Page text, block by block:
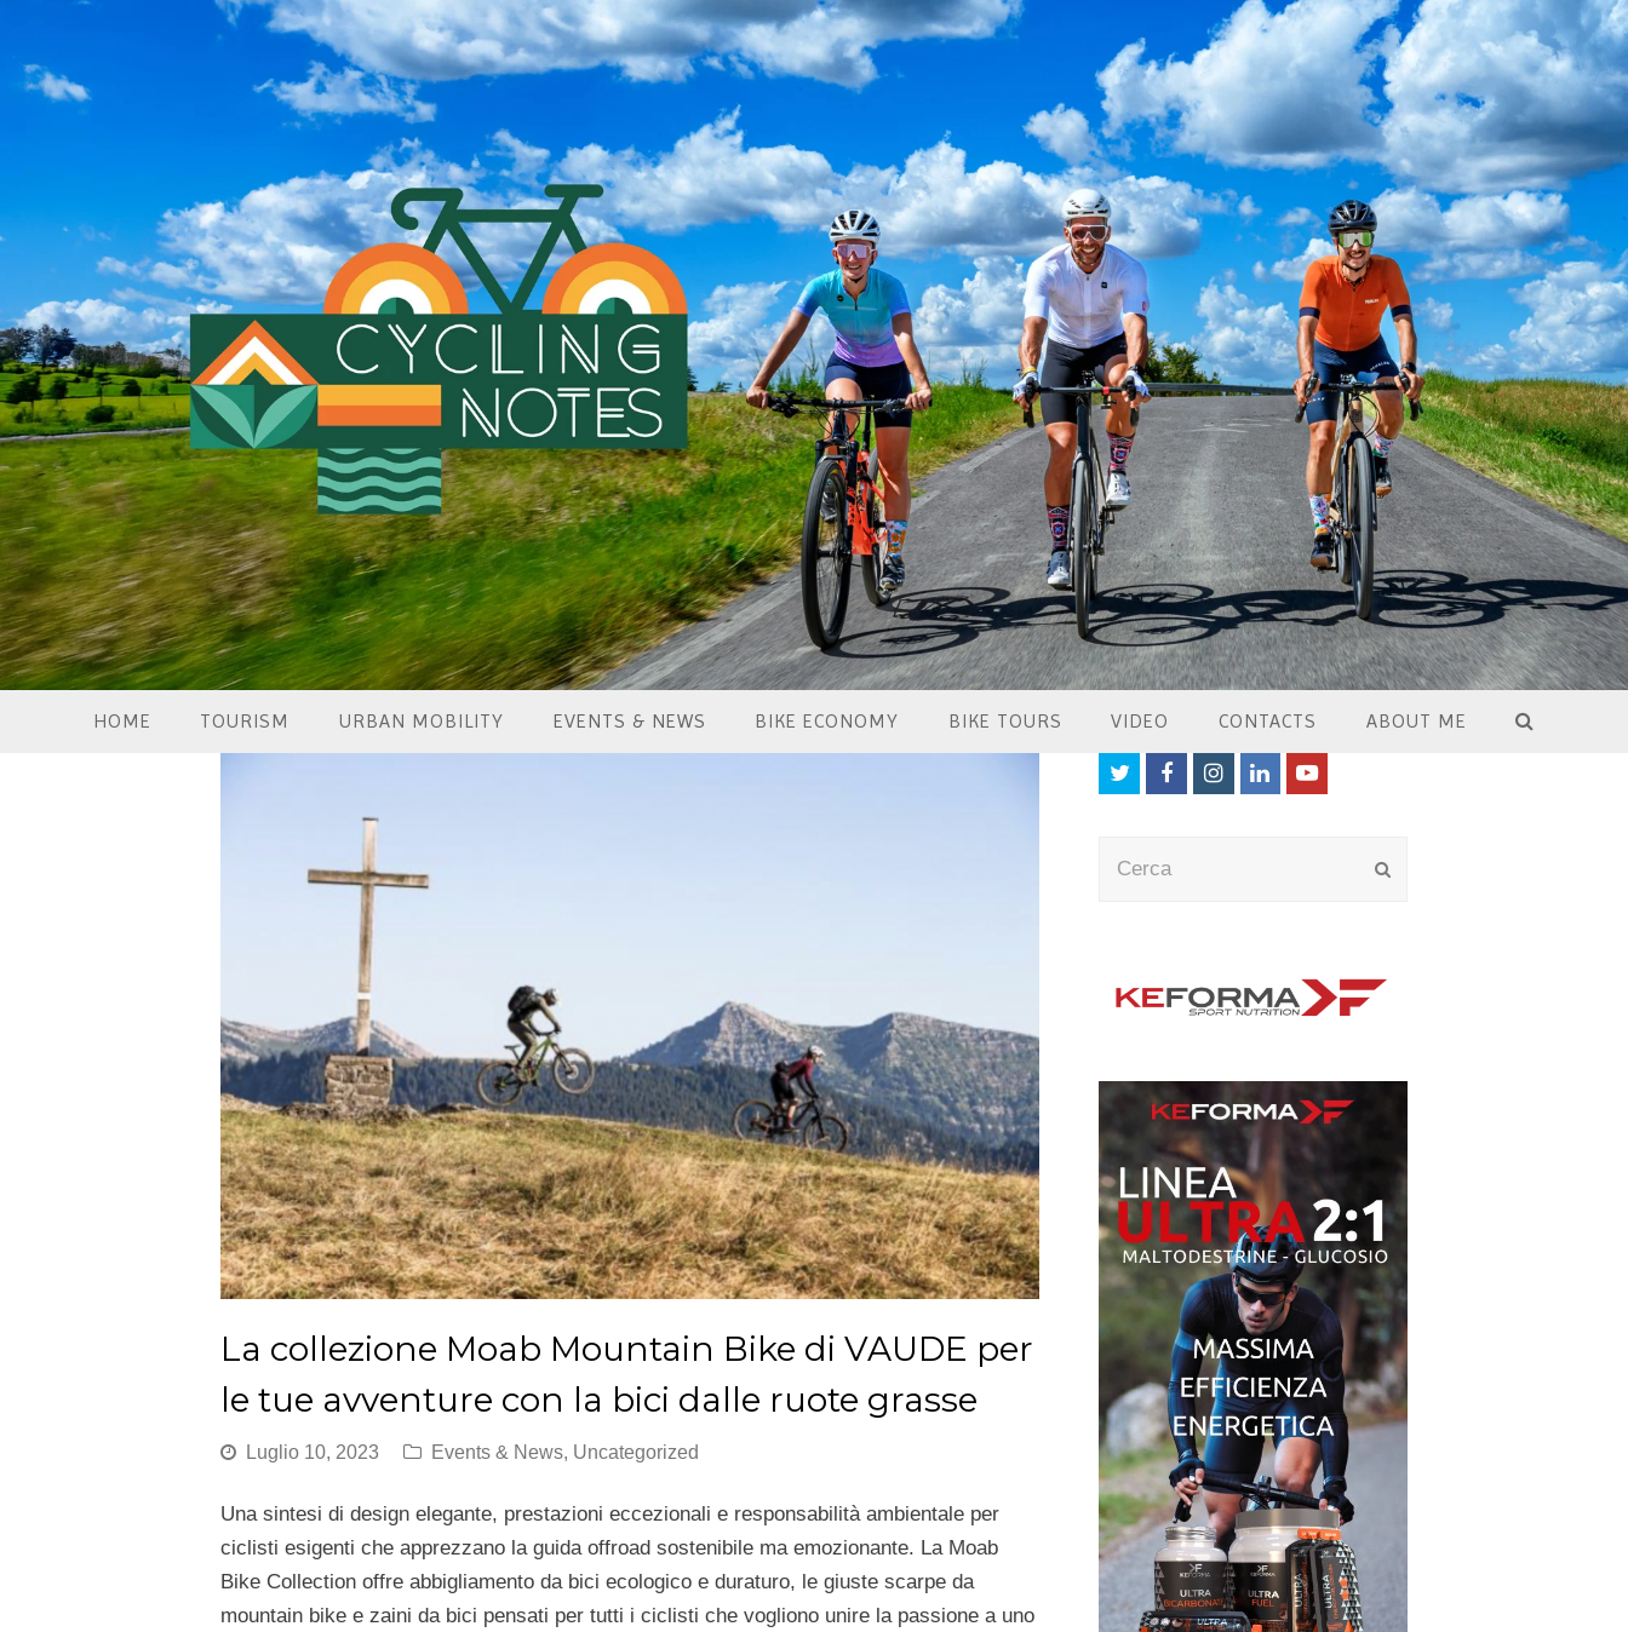
HOME TOURISM URBAN MOBILITY EVENTS & NEWS BIKE ECONOMY BIKE TOURS VIDEO CONTACTS ABOUT ME
La collezione Moab Mountain Bike di VAUDE per
le tue avventure con la bici dalle ruote grasse
Luglio 10, 2023 Events & News, Uncategorized
Una sintesi di design elegante, prestazioni eccezionali e responsabilità ambientale per
ciclisti esigenti che apprezzano la guida offroad sostenibile ma emozionante. La Moab
Bike Collection offre abbigliamento da bici ecologico e duraturo, le giuste scarpe da
mountain bike e zaini da bici pensati per tutti i ciclisti che vogliono unire la passione a uno
TwitterFacebookInstagram
LinkedInYoutube